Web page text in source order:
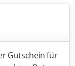
Gutschein für